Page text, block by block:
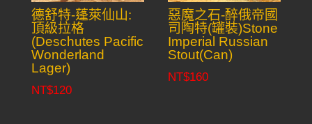
德舒特-蓬萊仙山:
頂級拉格
(Deschutes Pacific
Wonderland
Lager)
NT$120
惡魔之石-醉俄帝國
司陶特(罐裝)Stone
Imperial Russian
Stout(Can)
NT$160